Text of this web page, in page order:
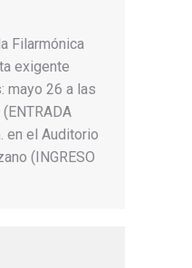
Filarmónica
exigente
mayo 26 a las
en el Auditorio
(INGRESO